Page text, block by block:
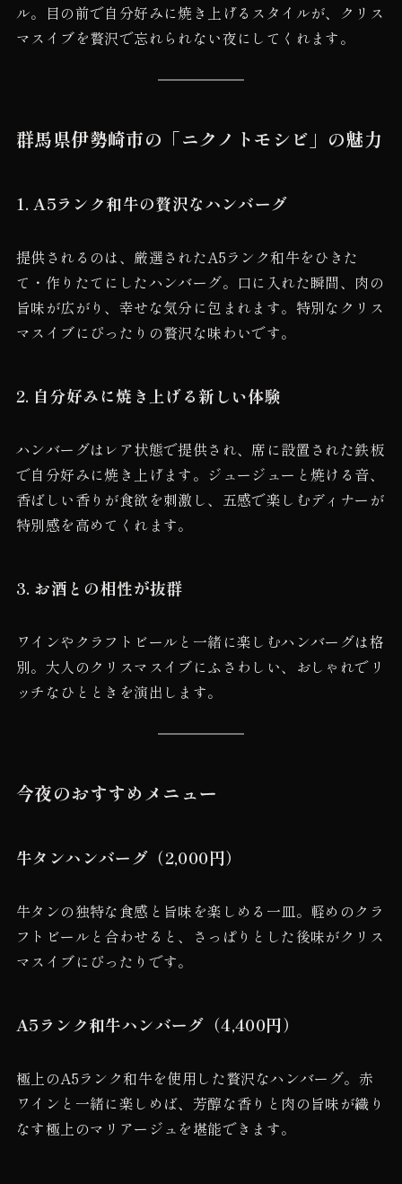
ル。目の前で自分好みに焼き上げるスタイルが、クリス
マスイブを贅沢で忘れられない夜にしてくれます。
群馬県伊勢崎市の「ニクノトモシビ」の魅力
1. A5ランク和牛の贅沢なハンバーグ
提供されるのは、厳選されたA5ランク和牛をひきた
て・作りたてにしたハンバーグ。口に入れた瞬間、肉の
旨味が広がり、幸せな気分に包まれます。特別なクリス
マスイブにぴったりの贅沢な味わいです。
2. 自分好みに焼き上げる新しい体験
ハンバーグはレア状態で提供され、席に設置された鉄板
で自分好みに焼き上げます。ジュージューと焼ける音、
香ばしい香りが食欲を刺激し、五感で楽しむディナーが
特別感を高めてくれます。
3. お酒との相性が抜群
ワインやクラフトビールと一緒に楽しむハンバーグは格
別。大人のクリスマスイブにふさわしい、おしゃれでリ
ッチなひとときを演出します。
今夜のおすすめメニュー
牛タンハンバーグ（2,000円）
牛タンの独特な食感と旨味を楽しめる一皿。軽めのクラ
フトビールと合わせると、さっぱりとした後味がクリス
マスイブにぴったりです。
A5ランク和牛ハンバーグ（4,400円）
極上のA5ランク和牛を使用した贅沢なハンバーグ。赤
ワインと一緒に楽しめば、芳醇な香りと肉の旨味が織り
なす極上のマリアージュを堪能できます。